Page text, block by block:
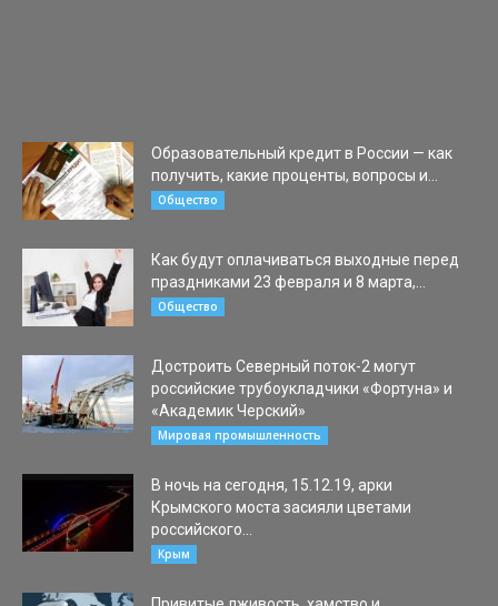
Образовательный кредит в России — как
получить, какие проценты, вопросы и...
Общество
Как будут оплачиваться выходные перед
праздниками 23 февраля и 8 марта,...
Общество
Достроить Северный поток-2 могут
российские трубоукладчики «Фортуна» и
«Академик Черский»
Мировая промышленность
В ночь на сегодня, 15.12.19, арки
Крымского моста засияли цветами
российского...
Крым